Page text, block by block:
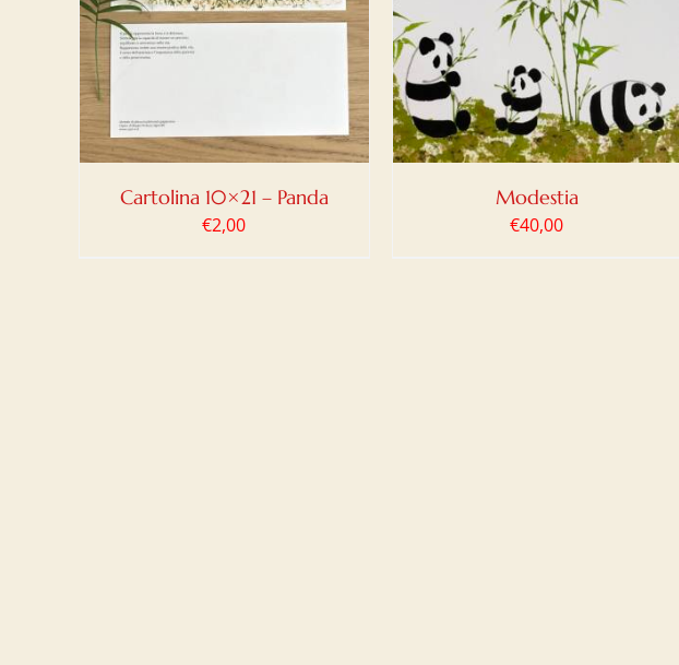
Cartolina 10×21 – Panda
€2,00
AGGIUNGI AL CARRELLO /
Modestia
€40,00
AGGIUNGI AL CARRELLO
DETTAGLI